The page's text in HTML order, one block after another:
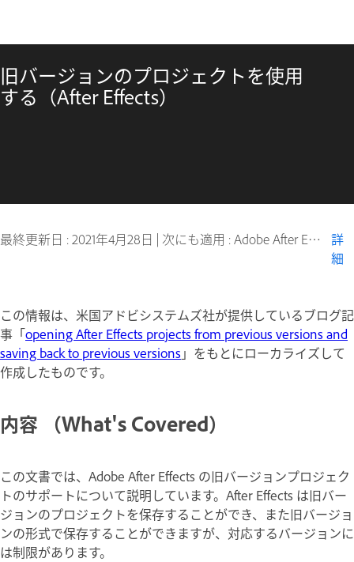
旧バージョンのプロジェクトを使用
する（After Effects）
最終更新日 :2021年4月28日 | 次にも適用 : Adobe After Effects CS6
詳
細
この情報は、米国アドビシステムズ社が提供しているブログ記
事「opening After Effects projects from previous versions and
saving back to previous versions」をもとにローカライズして
作成したものです。
内容 （What's Covered）
この文書では、Adobe After Effects の旧バージョンプロジェク
トのサポートについて説明しています。After Effects は旧バー
ジョンのプロジェクトを保存することができ、また旧バージョ
ンの形式で保存することができますが、対応するバージョンに
は制限があります。